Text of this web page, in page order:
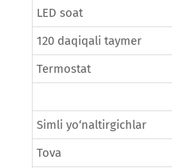
LED soat
120 daqiqali taymer
Termostat
Simli yo‘naltirgichlar
Tova